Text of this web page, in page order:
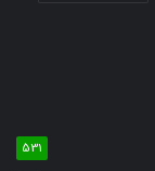
531